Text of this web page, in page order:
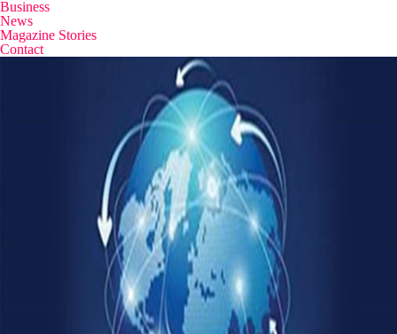
Business
News
Magazine Stories
Contact